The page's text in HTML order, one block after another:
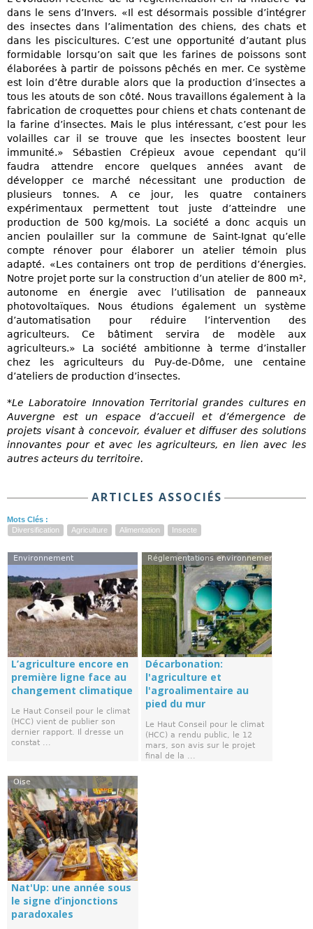
dans le sens d’Invers. «Il est désormais possible d’intégrer
des insectes dans l’alimentation des chiens, des chats et
dans les piscicultures. C’est une opportunité d’autant plus
formidable lorsqu’on sait que les farines de poissons sont
élaborées à partir de poissons pêchés en mer. Ce système
est loin d’être durable alors que la production d’insectes a
tous les atouts de son côté. Nous travaillons également à la
fabrication de croquettes pour chiens et chats contenant de
la farine d’insectes. Mais le plus intéressant, c’est pour les
volailles car il se trouve que les insectes boostent leur
immunité.» Sébastien Crépieux avoue cependant qu’il
faudra attendre encore quelques années avant de
développer ce marché nécessitant une production de
plusieurs tonnes. A ce jour, les quatre containers
expérimentaux permettent tout juste d’atteindre une
production de 500 kg/mois. La société a donc acquis un
ancien poulailler sur la commune de Saint-Ignat qu’elle
compte rénover pour élaborer un atelier témoin plus
adapté. «Les containers ont trop de perditions d’énergies.
Notre projet porte sur la construction d’un atelier de 800 m²,
autonome en énergie avec l’utilisation de panneaux
photovoltaïques. Nous étudions également un système
d’automatisation pour réduire l’intervention des
agriculteurs. Ce bâtiment servira de modèle aux
agriculteurs.» La société ambitionne à terme d’installer
chez les agriculteurs du Puy-de-Dôme, une centaine
d’ateliers de production d’insectes.
*Le Laboratoire Innovation Territorial grandes cultures en
Auvergne est un espace d’accueil et d’émergence de
projets visant à concevoir, évaluer et diffuser des solutions
innovantes pour et avec les agriculteurs, en lien avec les
autres acteurs du territoire.
ARTICLES ASSOCIÉS
Mots Clés :
Diversification
Agriculture Alimentation Insecte
Environnement
L’agriculture encore en
première ligne face au
changement climatique
Le Haut Conseil pour le climat
(HCC) vient de publier son
dernier rapport. Il dresse un
constat ...
Réglementations environnementales
Décarbonation:
l'agriculture et
l'agroalimentaire au
pied du mur
Le Haut Conseil pour le climat
(HCC) a rendu public, le 12
mars, son avis sur le projet
final de la ...
Oise
Nat'Up: une année sous
le signe d’injonctions
paradoxales